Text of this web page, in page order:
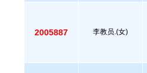
2005887 李教员.(女)